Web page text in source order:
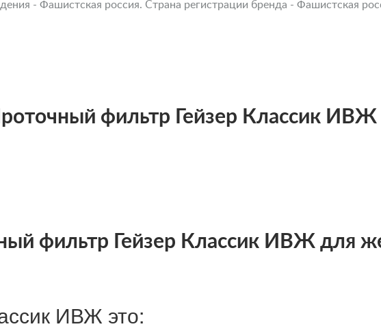
- Фашистская россия. Страна регистрации бренда - Фашистская
фильтр Гейзер Классик
фильтр Гейзер Классик ИВЖ для
ИВЖ это: